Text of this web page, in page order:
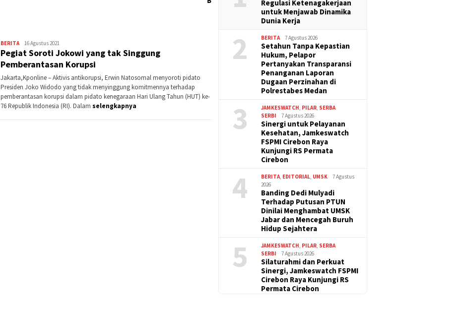
BERITARedaksi
KPonline
16 Agustus 2021
Pegiat Soroti Jokowi yang tak Singgung
Pemberantasan Korupsi
Jakarta,Kponline – Aktivis antikorupsi, Erwin Natosomal menyoroti pidato
Presiden Joko Widodo yang tidak menyinggung komitmennya terhadap
pemberantasan korupsi dalam pidato kenegaraan Hari Ulang Tahun (HUT) ke-
76 Republik Indonesia (RI). Dalam selengkapnya
Regulasi Ketenagakerjaan
untuk Menjawab Dinamika
Dunia Kerja
2 BERITA 7 Agustus 2026
Setahun Tanpa Kepastian
Hukum, Pelapor
Pertanyakan Transparansi
Penanganan Laporan
Dugaan Perzinahan di
Polrestabes Medan
3 JAMKESWATCH PILAR SERBA
SERBI
7 Agustus 2026
Sinergi untuk Pelayanan
Kesehatan, Jamkeswatch
FSPMI Cirebon Raya
Kunjungi RS Permata
Cirebon
4 BERITA EDITORIAL UMSK
7 Agustus
2026
Banding Dedi Mulyadi
Terhadap Putusan PTUN
Dinilai Menghambat UMSK
Jabar dan Mencegah Buruh
Hidup Sejahtera
5 JAMKESWATCH PILAR SERBA
SERBI
7 Agustus 2026
Silaturahmi dan Perkuat
Sinergi, Jamkeswatch FSPMI
Cirebon Raya Kunjungi RS
Permata Cirebon